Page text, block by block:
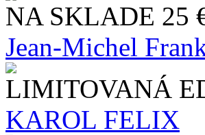
NA SKLADE 25
Jean-Michel
LIMITOVANÁ
KAROL FELIX